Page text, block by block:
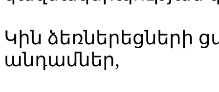
Կին ձեռներեցների
անդամներ,